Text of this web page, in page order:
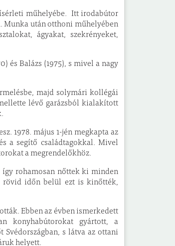
műhelyébe. Itt irodabútor
Munka után otthoni műhelyében
ágyakat, szekrényeket,
és Balázs (1975), s mivel a nagy
majd solymári kollégái
lévő garázsból kialakított
1978. május 1-jén megkapta az
a segítő családtagokkal. Mivel
a megrendelőkhöz.
rohamosan nőttek ki minden
rövid időn belül ezt is kinőtték,
Ebben az évben ismerkedett
konyhabútorokat gyártott, a
Svédországban, s látva az ottani
helyett.